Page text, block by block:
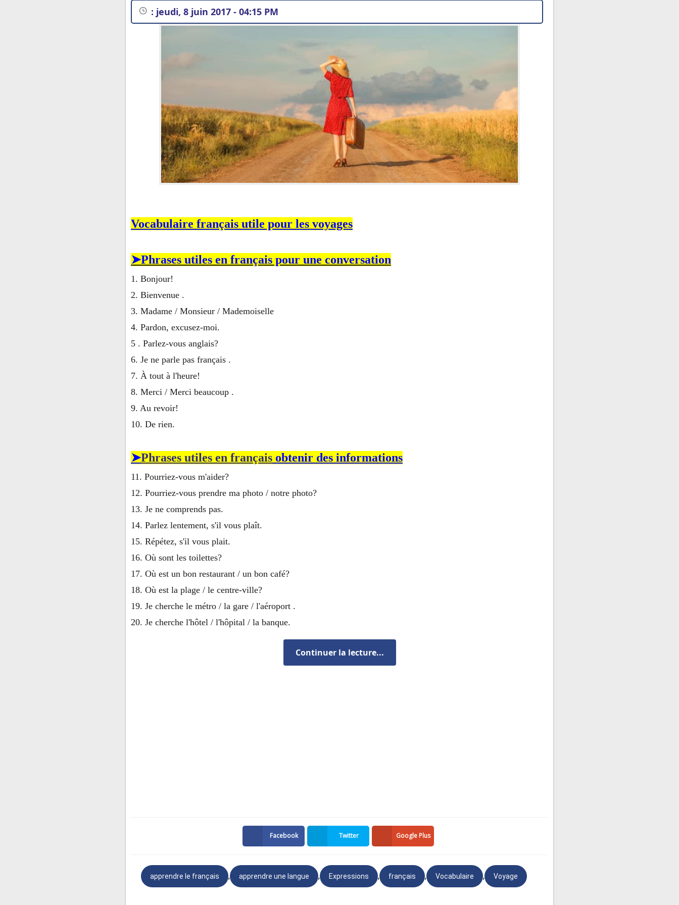
: jeudi, 8 juin 2017 - 04:15 PM
Vocabulaire français utile pour les voyages
➤Phrases utiles en français pour une conversation
1. Bonjour!
2. Bienvenue .
3. Madame / Monsieur / Mademoiselle
4. Pardon, excusez-moi.
5 . Parlez-vous anglais?
6. Je ne parle pas français .
7. À tout à l'heure!
8. Merci / Merci beaucoup .
9. Au revoir!
10. De rien.
➤Phrases utiles en français obtenir des informations
11. Pourriez-vous m'aider?
12. Pourriez-vous prendre ma photo / notre photo?
13. Je ne comprends pas.
14. Parlez lentement, s'il vous plaît.
15. Répétez, s'il vous plait.
16. Où sont les toilettes?
17. Où est un bon restaurant / un bon café?
18. Où est la plage / le centre-ville?
19. Je cherche le métro / la gare / l'aéroport .
20. Je cherche l'hôtel / l'hôpital / la banque.
➤Phrases utiles en français pour les directions
28. Je voudrais réserver un billet .
29. Je voudrais acheter un billet aller simple / aller-retour pour Paris
➤Phrases utiles en français pour l'hébergement
Continuer la lecture...
Facebook Twitter Google Plus
apprendre le français , apprendre une langue , Expressions , français , Vocabulaire , Voyage